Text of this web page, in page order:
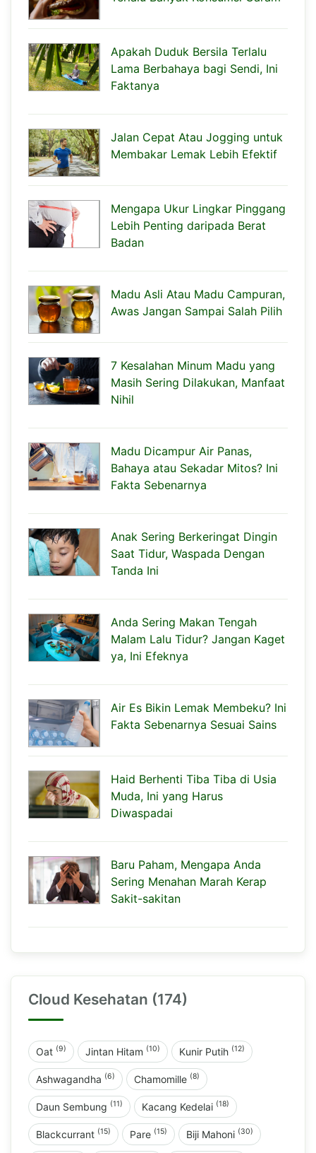
Apakah Duduk Bersila Terlalu
Lama Berbahaya bagi Sendi, Ini
Faktanya
Jalan Cepat Atau Jogging untuk
Membakar Lemak Lebih Efektif
Mengapa Ukur Lingkar Pinggang
Lebih Penting daripada Berat
Badan
Madu Asli Atau Madu Campuran,
Awas Jangan Sampai Salah Pilih
7 Kesalahan Minum Madu yang
Masih Sering Dilakukan, Manfaat
Nihil
Madu Dicampur Air Panas,
Bahaya atau Sekadar Mitos? Ini
Fakta Sebenarnya
Anak Sering Berkeringat Dingin
Saat Tidur, Waspada Dengan
Tanda Ini
Anda Sering Makan Tengah
Malam Lalu Tidur? Jangan Kaget
ya, Ini Efeknya
Air Es Bikin Lemak Membeku? Ini
Fakta Sebenarnya Sesuai Sains
Haid Berhenti Tiba Tiba di Usia
Muda, Ini yang Harus
Diwaspadai
Baru Paham, Mengapa Anda
Sering Menahan Marah Kerap
Sakit-sakitan
Cloud Kesehatan (174)
Oat (9) Jintan Hitam (10) Kunir Putih (12)
Ashwagandha (6) Chamomille (8)
Daun Sembung (11) Kacang Kedelai (18)
Blackcurrant (15) Pare (15) Biji Mahoni (30)